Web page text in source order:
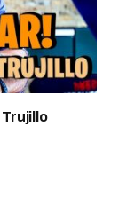
Trujillo